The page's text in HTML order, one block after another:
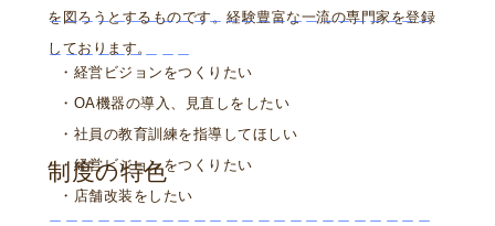
を図ろうとするものです。経験豊富な一流の専門家を登録
しております。
＿＿＿＿＿＿＿＿＿＿＿＿＿＿＿＿＿＿＿＿＿＿＿＿
＿＿＿＿＿＿＿＿＿
・経営ビジョンをつくりたい
・OA機器の導入、見直しをしたい
・社員の教育訓練を指導してほしい
・経営ビジョンをつくりたい
・店舗改装をしたい
制度の特色